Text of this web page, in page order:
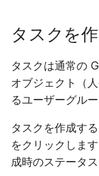
タスクを
タスクは通常の
オブジェクト（
るユーザーグル
タスクを作成す
をクリックしま
成時のステータ